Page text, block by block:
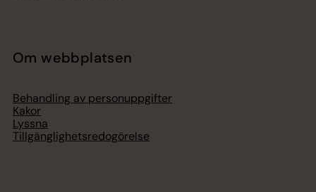
Om webbplatsen
Behandling av personuppgifter
Kakor
Lyssna
Tillgänglighetsredogörelse